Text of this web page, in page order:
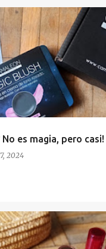
es magia, pero casi!
2024